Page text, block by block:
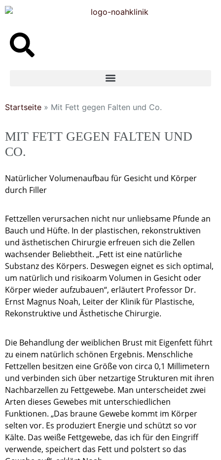
springen
Startseite » Mit Fett gegen Falten und Co.
MIT FETT GEGEN FALTEN UND
CO.
Natürlicher Volumenaufbau für Gesicht und Körper
durch Filler
Fettzellen verursachen nicht nur unliebsame Pfunde an
Bauch und Hüfte. In der plastischen, rekonstruktiven
und ästhetischen Chirurgie erfreuen sich die Zellen
wachsender Beliebtheit. „Fett ist eine natürliche
Substanz des Körpers. Deswegen eignet es sich optimal,
um natürlich und risikoarm Volumen in Gesicht oder
Körper wieder aufzubauen“, erläutert Professor Dr.
Ernst Magnus Noah, Leiter der Klinik für Plastische,
Rekonstruktive und Ästhetische Chirurgie.
Die Behandlung der weiblichen Brust mit Eigenfett führt
zu einem natürlich schönen Ergebnis. Menschliche
Fettzellen besitzen eine Größe von circa 0,1 Millimetern
und verbinden sich über netzartige Strukturen mit ihren
Nachbarzellen zu Fettgewebe. Man unterscheidet zwei
Arten dieses Gewebes mit unterschiedlichen
Funktionen. „Das braune Gewebe kommt im Körper
selten vor. Es produziert Energie und schützt so vor
Kälte. Das weiße Fettgewebe, das ich für den Eingriff
verwende, speichert das Fett und polstert so das